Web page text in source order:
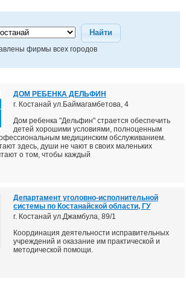
Найти
фирмы всех городов
ДОМ РЕБЕНКА ДЕЛЬФИН
г. Костанай ул.Баймагамбетова, 4
Дом ребенка "Дельфин" страется обеспечить
детей хорошими условиями, полноценным
медицинским обслуживанием.
здесь, души не чают в своих маленьких
о том, чтобы каждый
Департамент уголовно-исполнительной
системы по Костанайской области, ГУ
г. Костанай ул.Джамбула, 89/1
Координация деятельности исправительных
учреждений и оказание им практической и
методической помощи.